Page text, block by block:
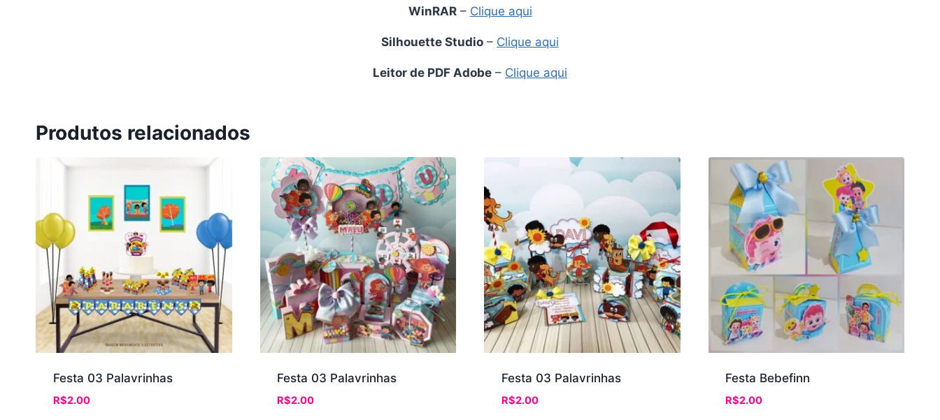
WinRAR– Clique aqui
Silhouette Studio – Clique aqui
Leitor de PDF Adobe – Clique aqui
Produtos relacionados
Festa 03 Palavrinhas
R$2.00
Festa 03 Palavrinhas
R$2.00
Festa 03 Palavrinhas
R$2.00
Festa Bebefinn
R$2.00